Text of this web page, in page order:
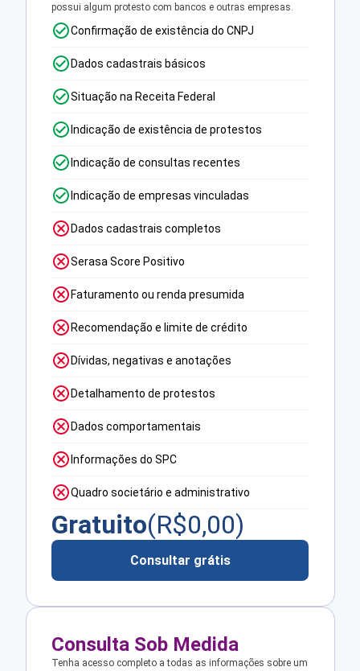
possui algum protesto com bancos e outras empresas.
Confirmação de existência do CNPJ
Dados cadastrais básicos
Situação na Receita Federal
Indicação de existência de protestos
Indicação de consultas recentes
Indicação de empresas vinculadas
Dados cadastrais completos
Serasa Score Positivo
Faturamento ou renda presumida
Recomendação e limite de crédito
Dívidas, negativas e anotações
Detalhamento de protestos
Dados comportamentais
Informações do SPC
Quadro societário e administrativo
Gratuito(R$0,00)
Consultar grátis
Consulta Sob Medida
Tenha acesso completo a todas as informações sobre um